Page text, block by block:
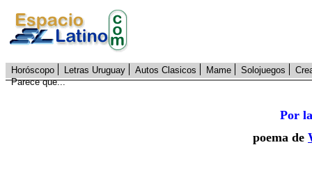
Horóscopo Letras Uruguay Autos Clasicos Mame Solojuegos
Parece que...
Por
poema de